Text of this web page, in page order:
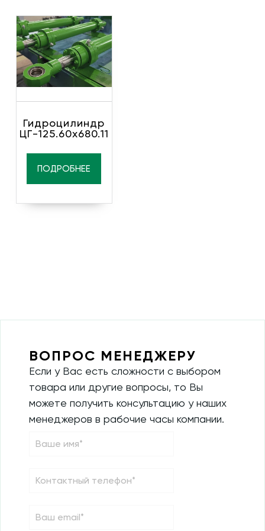
Гидроцилиндр
ЦГ-125.60х680.11
ПОДРОБНЕЕ
ВОПРОС МЕНЕДЖЕРУ
Если у Вас есть сложности с выбором
товара или другие вопросы, то Вы
можете получить консультацию у наших
менеджеров в рабочие часы компании.